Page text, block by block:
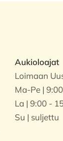
Aukioloajat
Loimaan
Ma-Pe |
La | 9:00 -
Su | suljettu